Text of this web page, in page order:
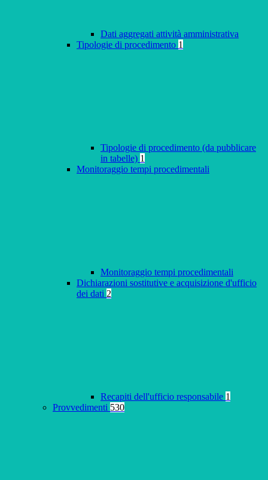
Dati aggregati attività amministrativa
Tipologie di procedimento 1
Tipologie di procedimento (da pubblicare
in tabelle) 1
Monitoraggio tempi procedimentali
Monitoraggio tempi procedimentali
Dichiarazioni sostitutive e acquisizione d'ufficio
dei dati 2
Recapiti dell'ufficio responsabile 1
Provvedimenti 530